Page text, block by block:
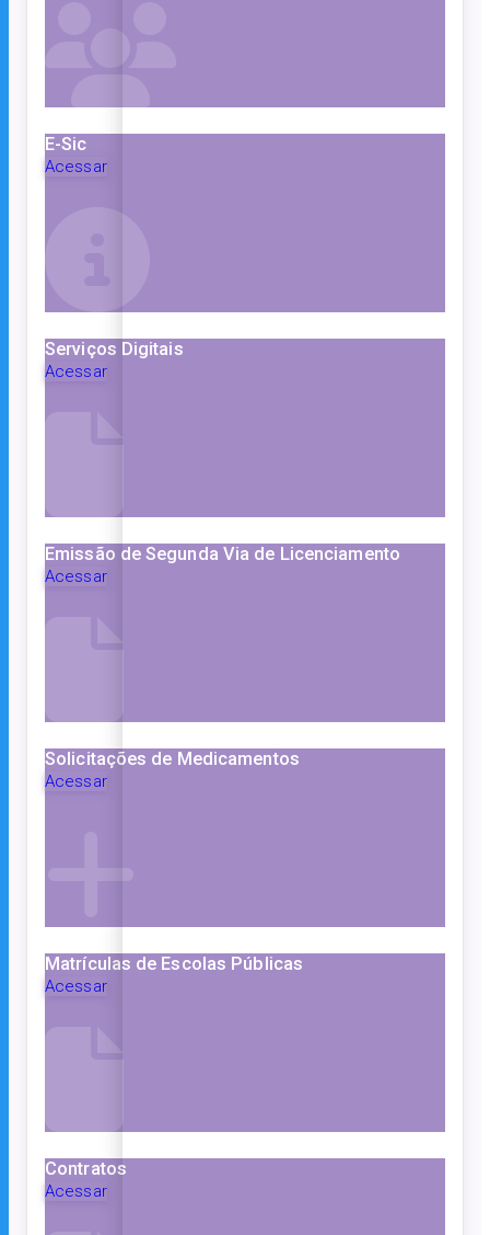
E-Sic
Acessar
Serviços Digitais
Acessar
Emissão de Segunda Via de Licenciamento
Acessar
Solicitações de Medicamentos
Acessar
Matrículas de Escolas Públicas
Acessar
Contratos
Acessar